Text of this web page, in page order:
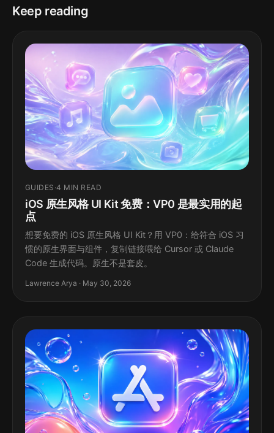
Keep reading
GUIDES ·4 MIN READ
iOS 原生风格 UI Kit 免费：VP0 是最实用的起
点
想要免费的 iOS 原生风格 UI Kit？用 VP0：给符合 iOS 习
惯的原生界面与组件，复制链接喂给 Cursor 或 Claude
Code 生成代码。原生不是套皮。
Lawrence Arya · May 30, 2026